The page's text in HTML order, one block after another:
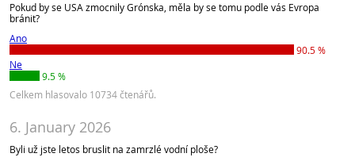
Pokud by se USA zmocnily Grónska, měla by se tomu podle vás Evropa
bránit?
Ano
90.5 %
Ne
9.5 %
Celkem hlasovalo 10734 čtenářů.
6. January 2026
Byli už jste letos bruslit na zamrzlé vodní ploše?